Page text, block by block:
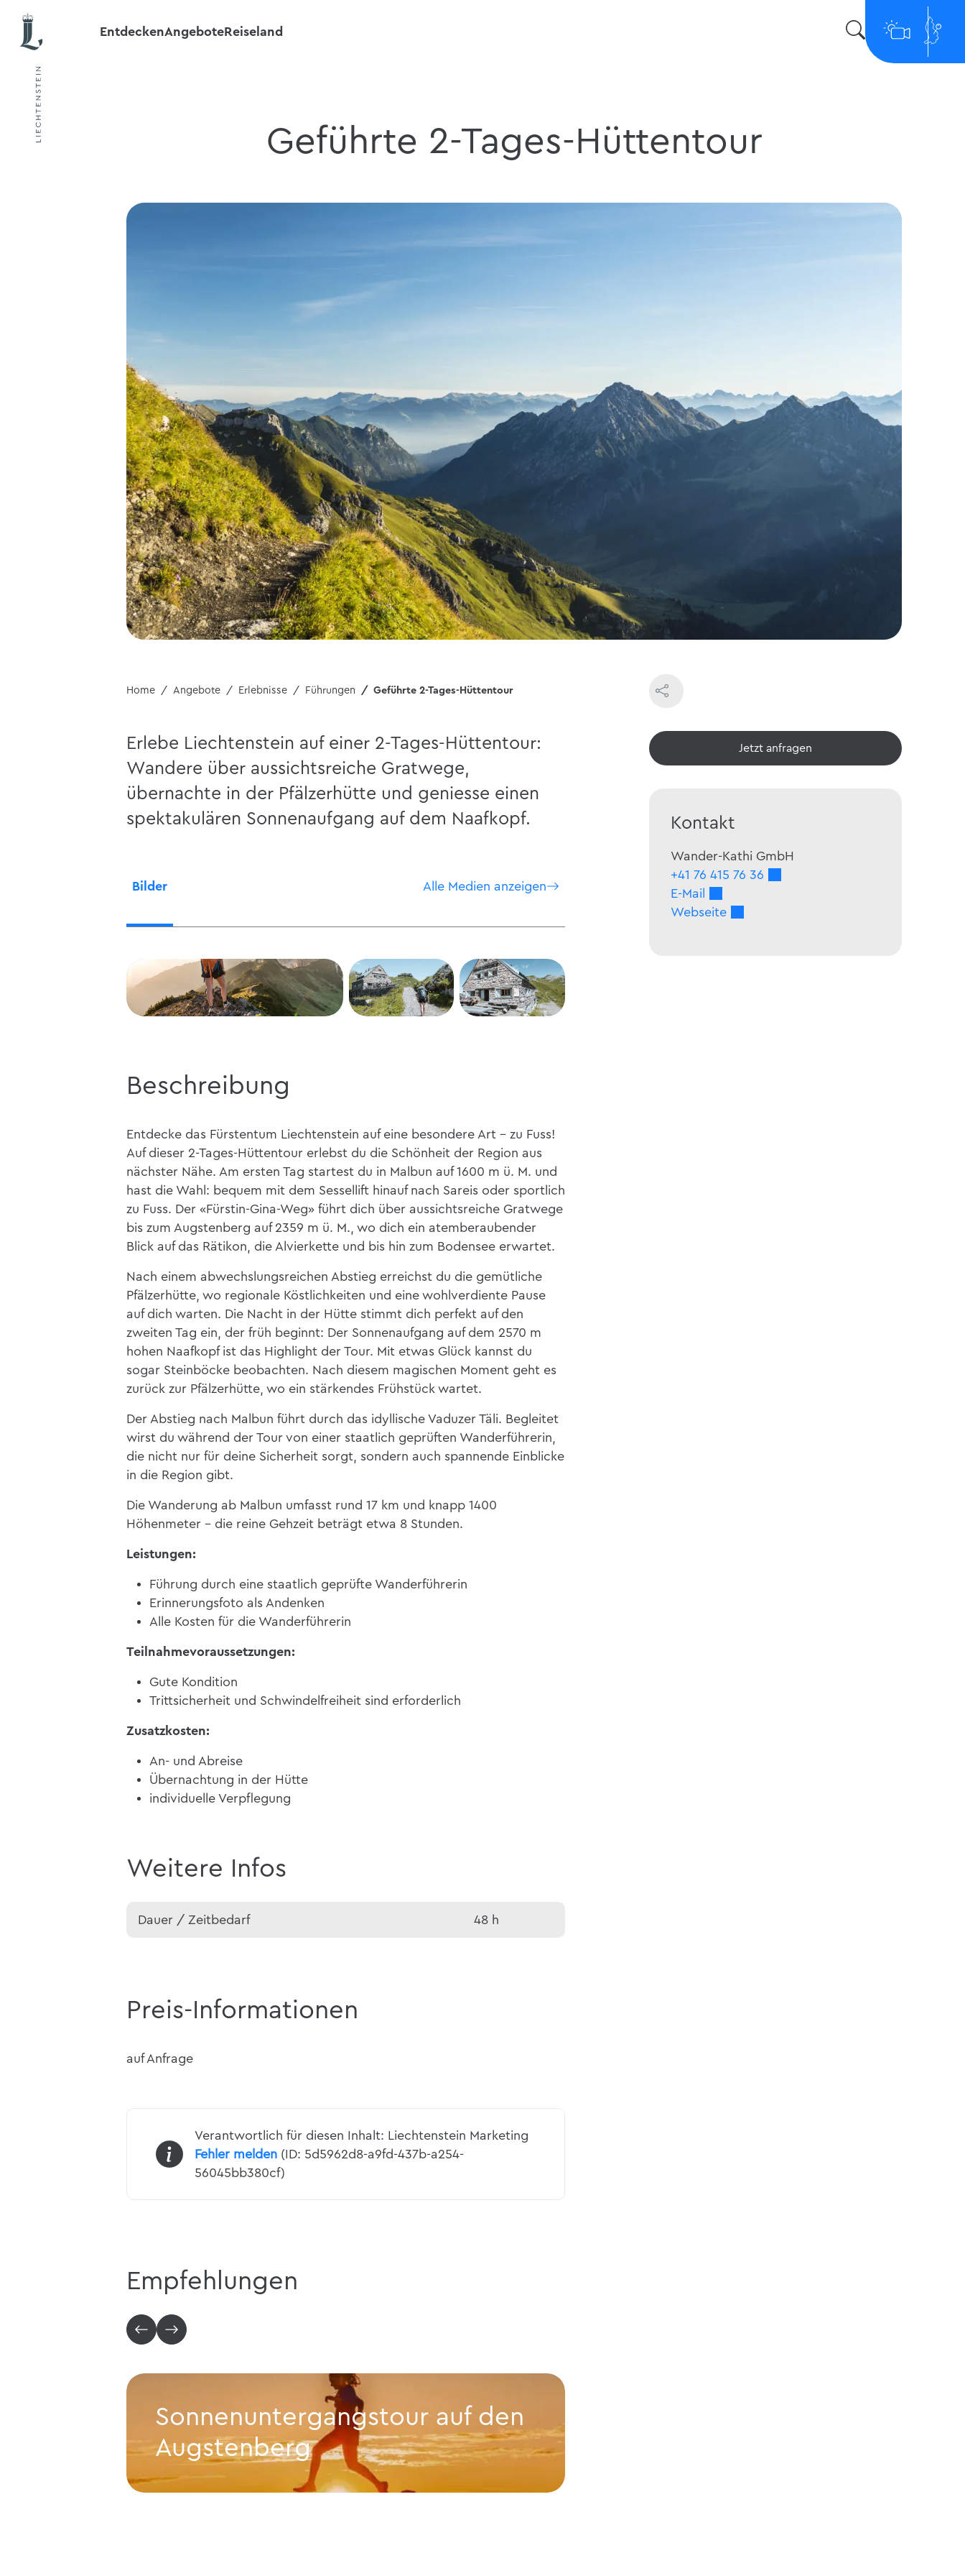
EntdeckenAngeboteReiseland
Geführte 2-Tages-Hüttentour
Home Angebote Erlebnisse Führungen Geführte 2-Tages-Hüttentour
Erlebe Liechtenstein auf einer 2-Tages-Hüttentour:
Wandere über aussichtsreiche Gratwege,
übernachte in der Pfälzerhütte und geniesse einen
spektakulären Sonnenaufgang auf dem Naafkopf.
Bilder Alle Medien anzeigen
Beschreibung
Entdecke das Fürstentum Liechtenstein auf eine besondere Art – zu Fuss!
Auf dieser 2-Tages-Hüttentour erlebst du die Schönheit der Region aus
nächster Nähe. Am ersten Tag startest du in Malbun auf 1600 m ü. M. und
hast die Wahl: bequem mit dem Sessellift hinauf nach Sareis oder sportlich
zu Fuss. Der «Fürstin-Gina-Weg» führt dich über aussichtsreiche Gratwege
bis zum Augstenberg auf 2359 m ü. M., wo dich ein atemberaubender
Blick auf das Rätikon, die Alvierkette und bis hin zum Bodensee erwartet.
Nach einem abwechslungsreichen Abstieg erreichst du die gemütliche
Pfälzerhütte, wo regionale Köstlichkeiten und eine wohlverdiente Pause
auf dich warten. Die Nacht in der Hütte stimmt dich perfekt auf den
zweiten Tag ein, der früh beginnt: Der Sonnenaufgang auf dem 2570 m
hohen Naafkopf ist das Highlight der Tour. Mit etwas Glück kannst du
sogar Steinböcke beobachten. Nach diesem magischen Moment geht es
zurück zur Pfälzerhütte, wo ein stärkendes Frühstück wartet.
Der Abstieg nach Malbun führt durch das idyllische Vaduzer Täli. Begleitet
wirst du während der Tour von einer staatlich geprüften Wanderführerin,
die nicht nur für deine Sicherheit sorgt, sondern auch spannende Einblicke
in die Region gibt.
Die Wanderung ab Malbun umfasst rund 17 km und knapp 1400
Höhenmeter – die reine Gehzeit beträgt etwa 8 Stunden.
Leistungen:
Führung durch eine staatlich geprüfte Wanderführerin
Erinnerungsfoto als Andenken
Alle Kosten für die Wanderführerin
Teilnahmevoraussetzungen:
Gute Kondition
Trittsicherheit und Schwindelfreiheit sind erforderlich
Zusatzkosten:
An- und Abreise
Übernachtung in der Hütte
individuelle Verpflegung
Weitere Infos
Dauer / Zeitbedarf 48 h
Preis-Informationen
auf Anfrage
Verantwortlich für diesen Inhalt: Liechtenstein Marketing
Fehler melden(ID: 5d5962d8-a9fd-437b-a254-
56045bb380cf)
Empfehlungen
Sonnenuntergangstour auf den
Augstenberg
Sonnenuntergangstour auf den Augstenberg
Jetzt ansehen
Kontakt
Wander-Kathi GmbH
+41 76 415 76 36
E-Mail
Webseite